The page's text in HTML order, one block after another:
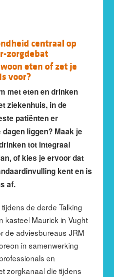
centraal op
zorgdebat
eten of zet je
voor?
met eten en drinken
ziekenhuis, in de
patiënten er
liggen? Maak je
tot integraal
of kies je ervoor dat
kent en is
af.
de derde Talking
kasteel Maurick in Vught
de adviesbureaus JRM
in samenwerking
en
zorgkanaal die tijdens